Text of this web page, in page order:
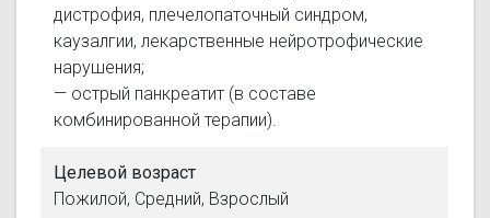
дистрофия, плечелопаточный синдром,
каузалгии, лекарственные нейротрофические
нарушения;
— острый панкреатит (в составе
комбинированной терапии).
Целевой возраст
Пожилой, Средний, Взрослый